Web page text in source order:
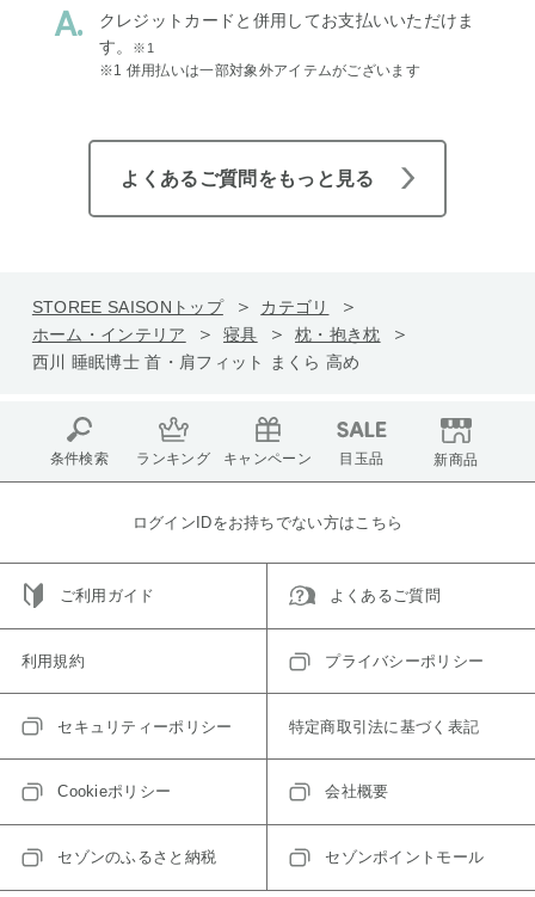
クレジットカードと併用してお支払いいただけま
す。
※1
※1 併用払いは一部対象外アイテムがございます
よくあるご質問をもっと見る
STOREE SAISONトップ
カテゴリ
ホーム・インテリア
寝具
枕・抱き枕
西川 睡眠博士 首・肩フィット まくら 高め
条件検索 ランキング キャンペーン 目玉品 新商品
ログインIDをお持ちでない方はこちら
ご利用ガイド よくあるご質問
利用規約 プライバシーポリシー
セキュリティーポリシー 特定商取引法に基づく表記
Cookieポリシー 会社概要
セゾンのふるさと納税 セゾンポイントモール